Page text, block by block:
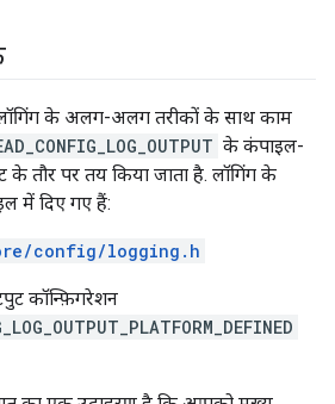
के अलग-अलग तरीकों के साथ काम
के कंपाइल-
के तौर पर तय किया जाता है. लॉगिंग के
में दिए गए हैं:
config/logging.h
कॉन्फ़िगरेशन